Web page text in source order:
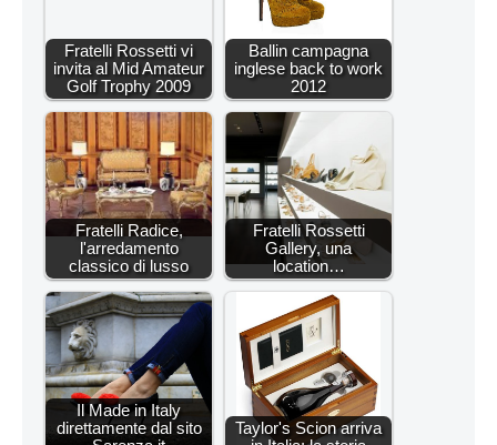
Fratelli Rossetti vi
invita al Mid Amateur
Golf Trophy 2009
Ballin campagna
inglese back to work
2012
Fratelli Radice,
l'arredamento
classico di lusso
Fratelli Rossetti
Gallery, una
location…
Il Made in Italy
direttamente dal sito
Taylor's Scion arriva